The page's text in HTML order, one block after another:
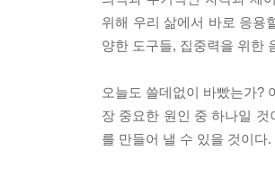
위해 우리 삶에서 바로 응용
양한 도구들, 집중력을 위한
오늘도 쓸데없이 바빴는가?
장 중요한 원인 중 하나일
를 만들어 낼 수 있을 것이다.